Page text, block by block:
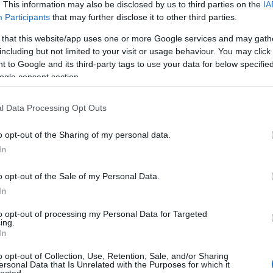
This information may also be disclosed by us to third parties on the
Participants that may further disclose it to other third parties.
that this website/app uses one or more Google services and may
but not limited to your visit or usage behaviour. You may
to Google and its third-party tags to use your data for below
consent section.
Data Processing Opt Outs
opt-out of the Sharing of my personal data.
opt-out of the Sale of my Personal Data.
opt-out of processing my Personal Data for Targeted
opt-out of Collection, Use, Retention, Sale, and/or Sharing
Data that Is Unrelated with the Purposes for which it
11/